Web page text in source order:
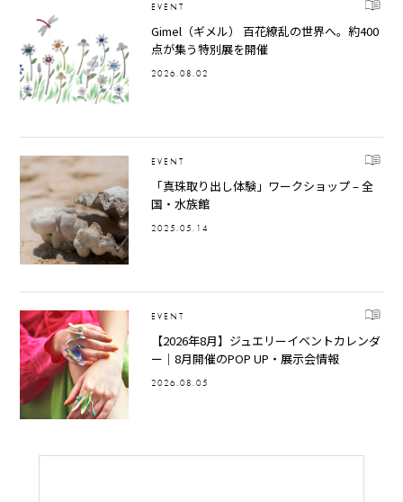
EVENT
Gimel（ギメル） 百花繚乱の世界へ。約400
点が集う特別展を開催
2026.08.02
EVENT
「真珠取り出し体験」ワークショップ – 全
国・水族館
2025.05.14
EVENT
【2026年8月】ジュエリーイベントカレンダ
ー｜8月開催のPOP UP・展示会情報
2026.08.05